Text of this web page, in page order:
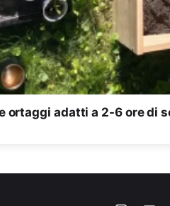
ortaggi adatti a 2-6 ore di